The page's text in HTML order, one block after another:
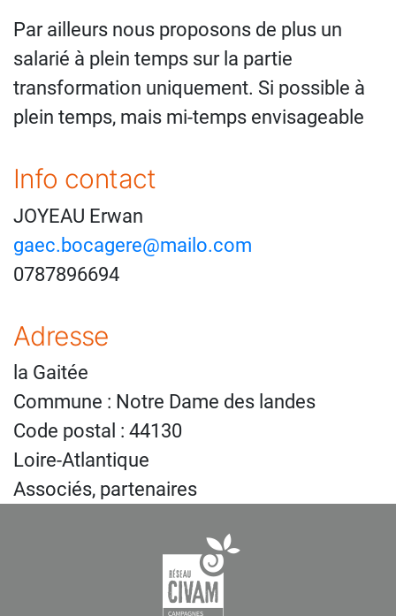
Par ailleurs nous proposons de plus un
salarié à plein temps sur la partie
transformation uniquement. Si possible à
plein temps, mais mi-temps envisageable
Info contact
JOYEAU Erwan
gaec.bocagere@mailo.com
0787896694
Adresse
la Gaitée
Commune : Notre Dame des landes
Code postal : 44130
Loire-Atlantique
Associés, partenaires